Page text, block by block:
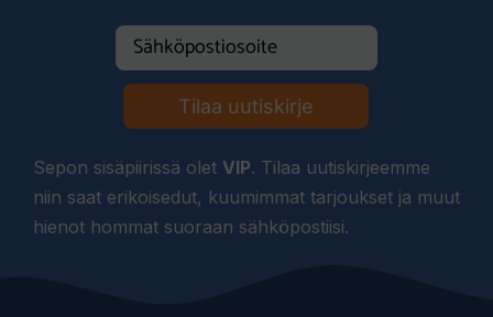
Tilaa uutiskirje
Sepon sisäpiirissä olet VIP. Tilaa uutiskirjeemme
niin saat erikoisedut, kuumimmat tarjoukset ja muut
hienot hommat suoraan sähköpostiisi.